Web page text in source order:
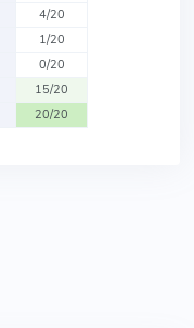
4/20
1/20
0/20
15/20
20/20